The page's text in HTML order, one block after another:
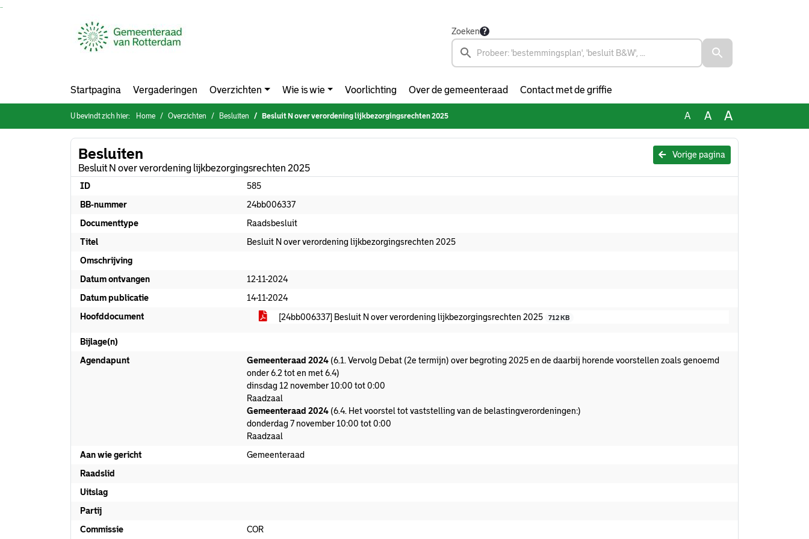
Zoeken
Startpagina Vergaderingen Overzichten Wie is wie Voorlichting Over de gemeenteraad Contact met de griffie
U bevindt zich hier: Home Overzichten Besluiten Besluit N over verordening lijkbezorgingsrechten 2025 A A A
Vorige pagina
Besluiten
Besluit N over verordening lijkbezorgingsrechten 2025
ID
585
BB-nummer
24bb006337
Documenttype
Raadsbesluit
Titel
Besluit N over verordening lijkbezorgingsrechten 2025
Omschrijving
Datum ontvangen
12-11-2024
Datum publicatie
14-11-2024
Hoofddocument
[24bb006337] Besluit N over verordening lijkbezorgingsrechten 2025 712 KB
Bijlage(n)
Agendapunt
Gemeenteraad 2024 (6.1. Vervolg Debat (2e termijn) over begroting 2025 en de daarbij horende voorstellen zoals genoemd
onder 6.2 tot en met 6.4)
dinsdag 12 november 10:00 tot 0:00
Raadzaal
Gemeenteraad 2024 (6.4. Het voorstel tot vaststelling van de belastingverordeningen:)
donderdag 7 november 10:00 tot 0:00
Raadzaal
Aan wie gericht
Gemeenteraad
Raadslid
Uitslag
Partij
Commissie
COR